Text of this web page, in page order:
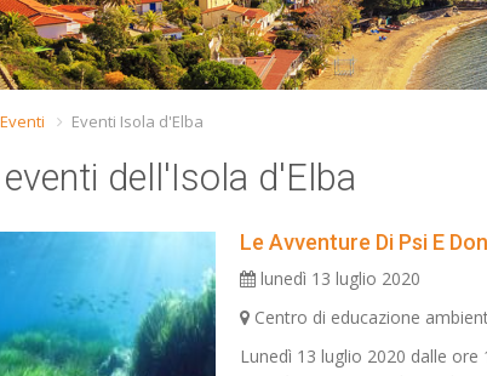
Eventi Eventi Isola d'Elba
dell'Isola d'Elba
Le Avventure Di Psi E
lunedì 13 luglio 2020
Centro di educazione
Lunedì 13 luglio 2020 dalle